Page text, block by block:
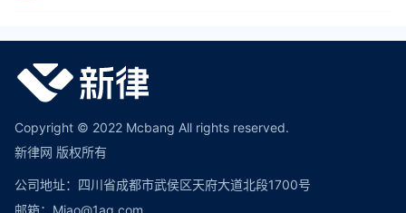
Copyright © 2022 Mcbang All rights reserved.
新律网 版权所有
公司地址：四川省成都市武侯区天府大道北段1700号
邮箱：Miao@1aq.com